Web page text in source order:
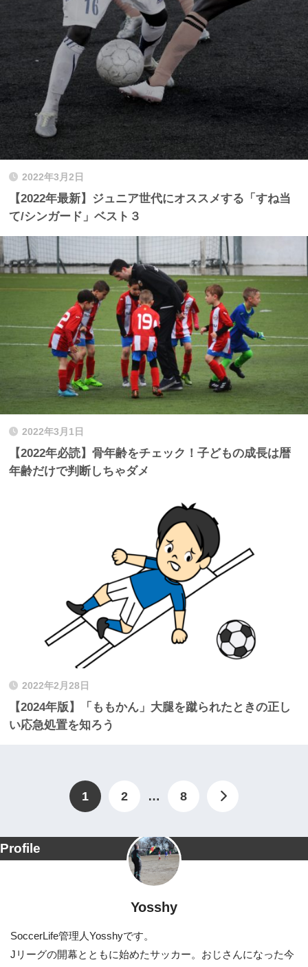
2022年3月2日
【2022年最新】ジュニア世代にオススメする「すね当
て/シンガード」ベスト３
2022年3月1日
【2022年必読】骨年齢をチェック！子どもの成長は暦
年齢だけで判断しちゃダメ
2022年2月28日
【2024年版】「ももかん」大腿を蹴られたときの正し
い応急処置を知ろう
1 2 … 8
Profile
Yosshy
SoccerLife管理人Yosshyです。
Jリーグの開幕とともに始めたサッカー。おじさんになった今